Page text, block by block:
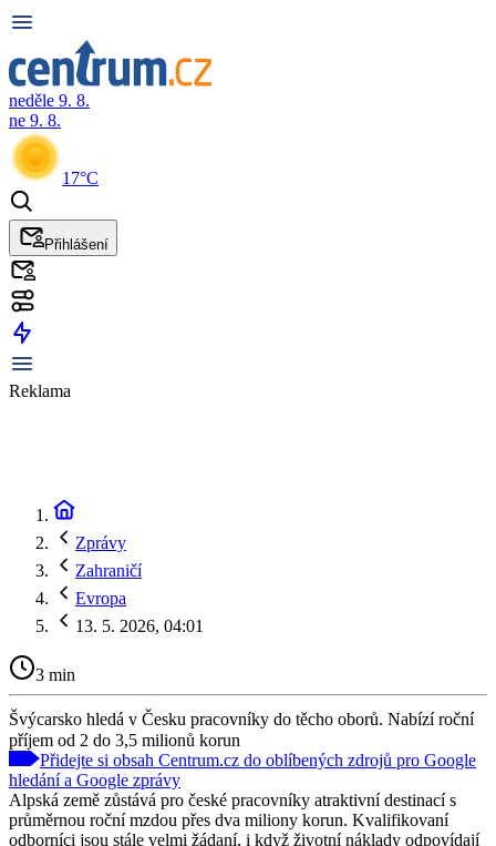
neděle 9. 8.
ne 9. 8.
17°C
Přihlášení
Reklama
Zprávy
Zahraničí
Evropa
13. 5. 2026, 04:01
3 min
Švýcarsko hledá v Česku pracovníky do těcho oborů. Nabízí roční
příjem od 2 do 3,5 milionů korun
Přidejte si obsah Centrum.cz do oblíbených zdrojů pro Google
hledání a Google zprávy
Alpská země zůstává pro české pracovníky atraktivní destinací s
průměrnou roční mzdou přes dva miliony korun. Kvalifikovaní
odborníci jsou stále velmi žádaní, i když životní náklady odpovídají